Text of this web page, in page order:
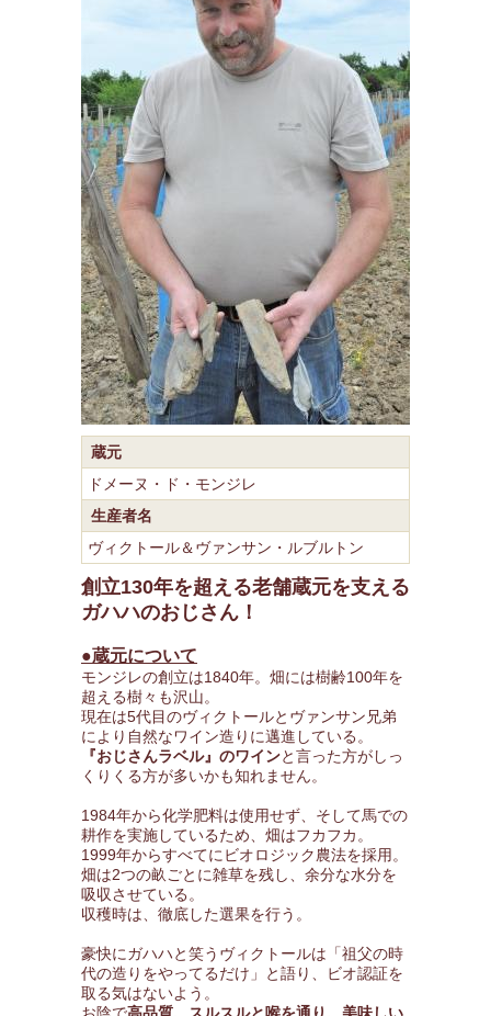
蔵元
ドメーヌ・ド・モンジレ
生産者名
ヴィクトール＆ヴァンサン・ルブルトン
創立130年を超える老舗蔵元を支える
ガハハのおじさん！
●蔵元について
モンジレの創立は1840年。畑には樹齢100年を
超える樹々も沢山。
現在は5代目のヴィクトールとヴァンサン兄弟
により自然なワイン造りに邁進している。
『おじさんラベル』のワインと言った方がしっ
くりくる方が多いかも知れません。
1984年から化学肥料は使用せず、そして馬での
耕作を実施しているため、畑はフカフカ。
1999年からすべてにビオロジック農法を採用。
畑は2つの畝ごとに雑草を残し、余分な水分を
吸収させている。
収穫時は、徹底した選果を行う。
豪快にガハハと笑うヴィクトールは「祖父の時
代の造りをやってるだけ」と語り、ビオ認証を
取る気はないよう。